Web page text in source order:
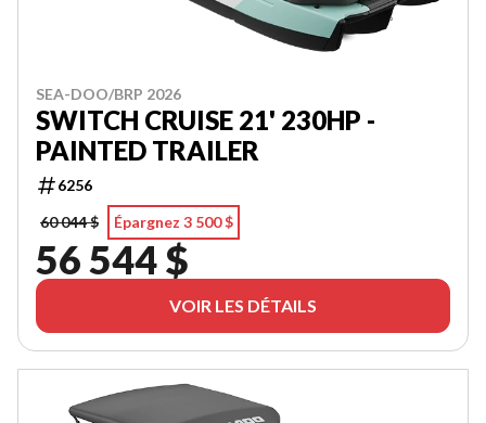
SEA-DOO/BRP 2026
SWITCH CRUISE 21' 230HP -
PAINTED TRAILER
6256
60 044 $
Épargnez 3 500 $
56 544 $
VOIR LES DÉTAILS